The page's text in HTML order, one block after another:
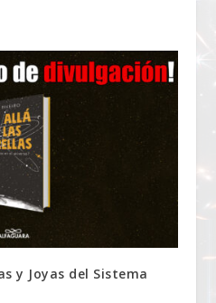
y Joyas del Sistema